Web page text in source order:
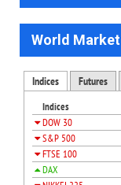
World Market